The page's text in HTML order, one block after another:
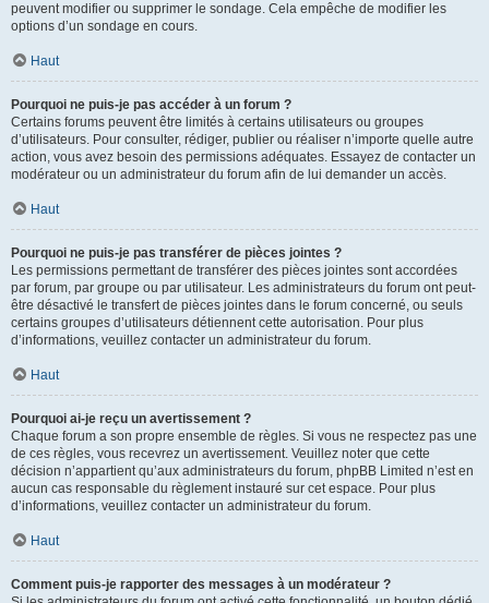
peuvent modifier ou supprimer le sondage. Cela empêche de modifier les
options d’un sondage en cours.
Haut
Pourquoi ne puis-je pas accéder à un forum ?
Certains forums peuvent être limités à certains utilisateurs ou groupes
d’utilisateurs. Pour consulter, rédiger, publier ou réaliser n’importe quelle autre
action, vous avez besoin des permissions adéquates. Essayez de contacter un
modérateur ou un administrateur du forum afin de lui demander un accès.
Haut
Pourquoi ne puis-je pas transférer de pièces jointes ?
Les permissions permettant de transférer des pièces jointes sont accordées
par forum, par groupe ou par utilisateur. Les administrateurs du forum ont peut-
être désactivé le transfert de pièces jointes dans le forum concerné, ou seuls
certains groupes d’utilisateurs détiennent cette autorisation. Pour plus
d’informations, veuillez contacter un administrateur du forum.
Haut
Pourquoi ai-je reçu un avertissement ?
Chaque forum a son propre ensemble de règles. Si vous ne respectez pas une
de ces règles, vous recevrez un avertissement. Veuillez noter que cette
décision n’appartient qu’aux administrateurs du forum, phpBB Limited n’est en
aucun cas responsable du règlement instauré sur cet espace. Pour plus
d’informations, veuillez contacter un administrateur du forum.
Haut
Comment puis-je rapporter des messages à un modérateur ?